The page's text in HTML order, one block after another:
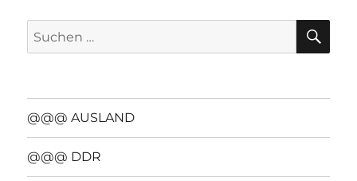
Suchen
nach:
@@@ AUSLAND
@@@ DDR